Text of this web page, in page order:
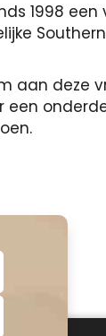
1998
aan deze
een